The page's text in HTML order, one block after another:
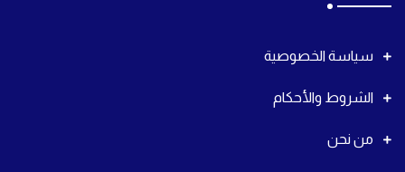
سياسة الخصوصية
الشروط والأحكام
من نحن